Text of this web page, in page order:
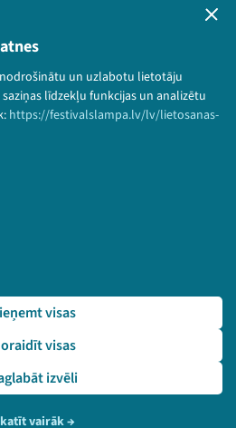
un uzlabotu lietotāju
līdzekļu funkcijas un analizētu
https://festivalslampa.lv/lv/lietosanas-
izvēli
visas
visas
vairāk→
sīkdatņu politika
LAMPA Visas tiesības
informāciju!
lv/pasakums/3550